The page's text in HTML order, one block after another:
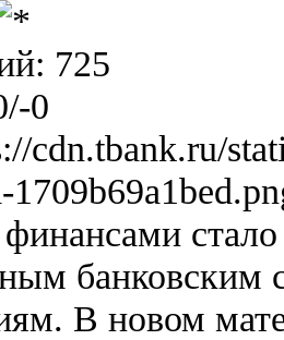
725
0
cdn.tbank.ru/
банковским
В новом